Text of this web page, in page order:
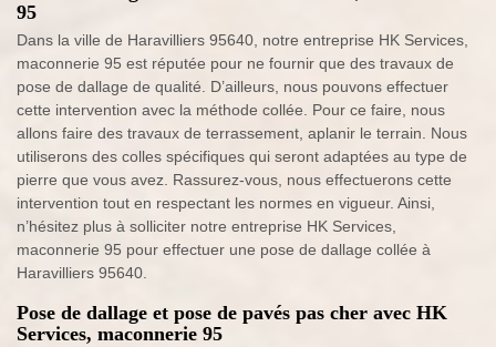
95
Dans la ville de Haravilliers 95640, notre entreprise HK Services,
maconnerie 95 est réputée pour ne fournir que des travaux de
pose de dallage de qualité. D’ailleurs, nous pouvons effectuer
cette intervention avec la méthode collée. Pour ce faire, nous
allons faire des travaux de terrassement, aplanir le terrain. Nous
utiliserons des colles spécifiques qui seront adaptées au type de
pierre que vous avez. Rassurez-vous, nous effectuerons cette
intervention tout en respectant les normes en vigueur. Ainsi,
n’hésitez plus à solliciter notre entreprise HK Services,
maconnerie 95 pour effectuer une pose de dallage collée à
Haravilliers 95640.
Pose de dallage et pose de pavés pas cher avec HK
Services, maconnerie 95